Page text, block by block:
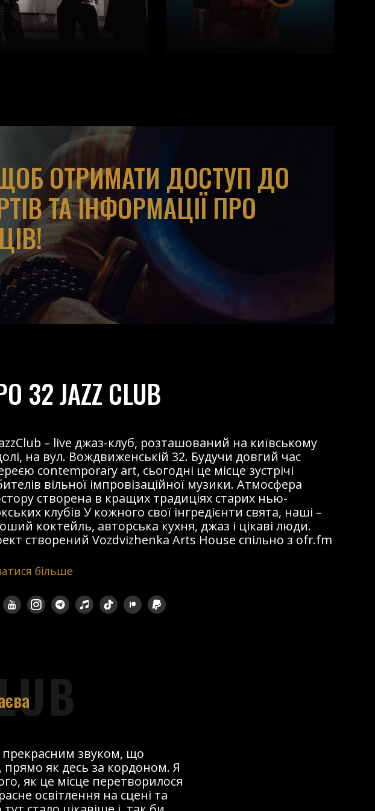
ОТРИМАТИ ДОСТУП ДО
ТА ІНФОРМАЦІЇ ПРО
32 JAZZ CLUB
– live джаз-клуб, розташований на київському
на вул. Вождвиженській 32. Будучи довгий час
contemporary art, сьогодні це місце зустрічі
вільної імпровізаційної музики. Атмосфера
створена в кращих традиціях старих нью-
клубів У кожного свої інгредієнти свята, наші –
коктейль, авторська кухня, джаз і цікаві люди.
створений Vozdvizhenka Arts House спільно з ofr.fm
більше
звуком, що
як десь за кордоном. Я
як це місце перетворилося
освітлення на сцені та